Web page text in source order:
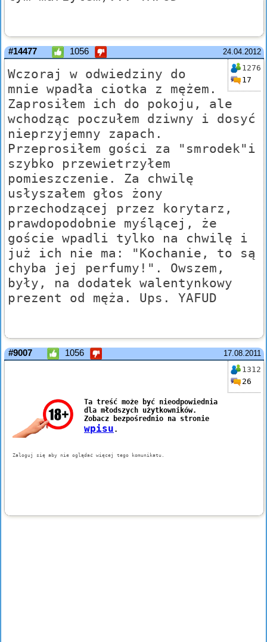
24.04.2012
#14477 1056
1276
17
Wczoraj w odwiedziny do
mnie wpadła ciotka z mężem.
Zaprosiłem ich do pokoju, ale
wchodząc poczułem dziwny i dosyć
nieprzyjemny zapach.
Przeprosiłem gości za "smrodek"i
szybko przewietrzyłem
pomieszczenie. Za chwilę
usłyszałem głos żony
przechodzącej przez korytarz,
prawdopodobnie myślącej, że
goście wpadli tylko na chwilę i
już ich nie ma: "Kochanie, to są
chyba jej perfumy!". Owszem,
były, na dodatek walentynkowy
prezent od męża. Ups. YAFUD
17.08.2011
#9007 1056
1312
26